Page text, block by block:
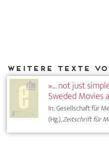
»... not just
Sweded Movies
In: Gesellschaft für
(Hg.),Zeitschrift für